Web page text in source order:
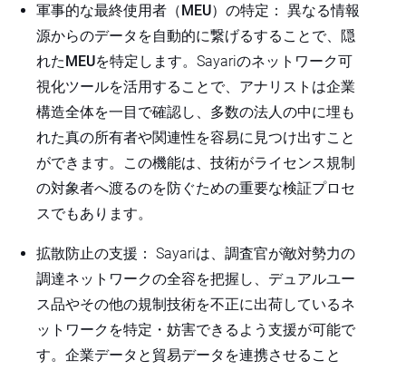
軍事的な最終使用者（MEU）の特定 ： 異なる情報
源からのデータを自動的に繋げるすることで、隠
れたMEUを特定します。Sayariのネットワーク可
視化ツールを活用することで、アナリストは企業
構造全体を一目で確認し、多数の法人の中に埋も
れた真の所有者や関連性を容易に見つけ出すこと
ができます。この機能は、技術がライセンス規制
の対象者へ渡るのを防ぐための重要な検証プロセ
スでもあります。
拡散防止の支援 ： Sayariは、調査官が敵対勢力の
調達ネットワークの全容を把握し、 デュアルユー
ス品やその他の規制技術を不正に出荷しているネ
ットワーク を特定・妨害できるよう支援が可能で
す。企業データと貿易データを連携させること